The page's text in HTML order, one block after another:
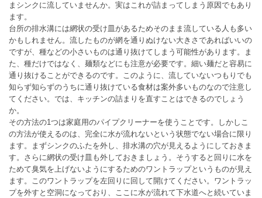
まシンクに流していませんか。実はこれが詰まってしまう原因でもあり
ます。
台所の排水溝には網状の受け皿があるためそのまま流している人も多い
かもしれません。流したものが網を通りぬけない大きさであればいいの
ですが、種などの小さいものは通り抜けてしまう可能性があります。ま
た、種だけではなく、麺類などにも注意が必要です。細い麺だと容易に
通り抜けることができるのです。このように、流していないつもりでも
知らず知らずのうちに通り抜けている食材は案外多いものなので注意し
てください。では、キッチンの詰まりを直すことはできるのでしょう
か。
その方法の1つは家庭用のパイプクリーナーを使うことです。しかしこ
の方法が使えるのは、完全に水が流れないという状態でない場合に限り
ます。まずシンクのふたを外し、排水溝の穴が見えるようにしておきま
す。さらに網状の受け皿も外しておきましょう。そうすると回りに水を
ためて臭気を上げないようにするためのワントラップというものが見え
ます。このワントラップを左回りに回して開けてください。ワントラッ
プを外すと空洞になっており、ここに水が流れて下水道へと続いていま